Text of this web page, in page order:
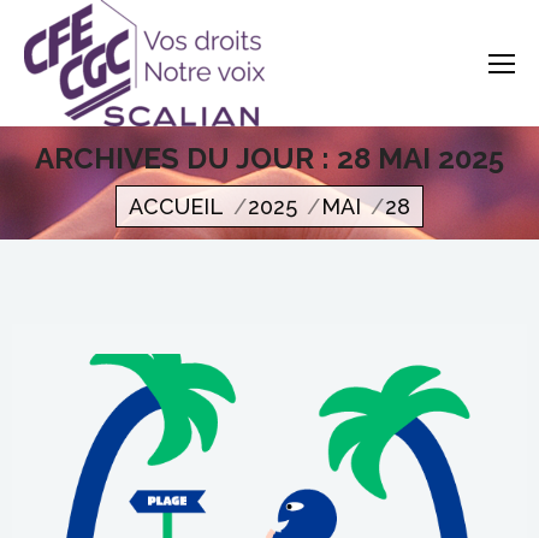
ARCHIVES DU JOUR : 28 MAI 2025
Vous êtes ici
ACCUEIL 2025 MAI 28